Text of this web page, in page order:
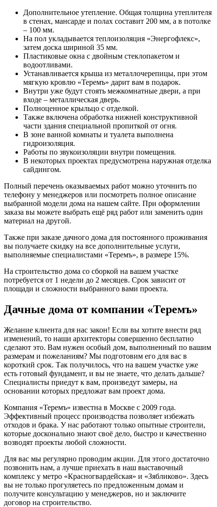
Дополнительное утепление. Общая толщина утеплителя
в стенах, мансарде и полах составит 200 мм, а в потолке
– 100 мм.
На пол укладывается теплоизоляция «Энергофлекс»,
затем доска шириной 35 мм.
Пластиковые окна с двойным стеклопакетом и
водоотливами.
Устанавливается крыша из металлочерепицы, при этом
мягкую кровлю «Теремъ» дарит вам в подарок.
Внутри уже будут стоять межкомнатные двери, а при
входе – металлическая дверь.
Полноценное крыльцо с отделкой.
Также включена обработка нижней конструктивной
части здания специальной пропиткой от огня.
В зоне ванной комнаты и туалета выполнена
гидроизоляция.
Работы по звукоизоляции внутри помещения.
В некоторых проектах предусмотрена наружная отделка
сайдингом.
Полный перечень оказываемых работ можно уточнить по
телефону у менеджеров или посмотреть полное описание
выбранной модели дома на нашем сайте. При оформлении
заказа вы можете выбрать ещё ряд работ или заменить один
материал на другой.
Также при заказе дачного дома для постоянного проживания
вы получаете скидку на все дополнительные услуги,
выполняемые специалистами «Теремъ», в размере 15%.
На строительство дома со сборкой на вашем участке
потребуется от 1 недели до 2 месяцев. Срок зависит от
площади и сложности выбранного вами проекта.
Дачные дома от компании «Теремъ»
Желание клиента для нас закон! Если вы хотите внести ряд
изменений, то наши архитекторы совершенно бесплатно
сделают это. Вам нужен особый дом, выполненный по вашим
размерам и пожеланиям? Мы подготовим его для вас в
короткий срок. Так получилось, что на вашем участке уже
есть готовый фундамент, и вы не знаете, что делать дальше?
Специалисты приедут к вам, произведут замеры, на
основании которых предложат вам проект дома.
Компания «Теремъ» известна в Москве с 2009 года.
Эффективный процесс производства позволяет избежать
отходов и брака. У нас работают только опытные строители,
которые досконально знают своё дело, быстро и качественно
возводят проекты любой сложности.
Для вас мы регулярно проводим акции. Для этого достаточно
позвонить нам, а лучше приехать в наш выставочный
комплекс у метро «Красногвардейская» и «Зябликово». Здесь
вы не только прогуляетесь по предложенным домам и
получите консультацию у менеджеров, но и заключите
договор на строительство.